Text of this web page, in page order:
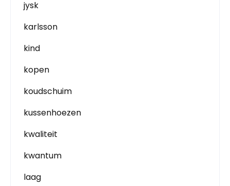
jysk
karlsson
kind
kopen
koudschuim
kussenhoezen
kwaliteit
kwantum
laag